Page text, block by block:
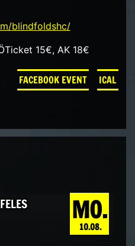
blindfoldshc/
15€, AK 18€
FACEBOOK EVENT ICAL
MO.
10.08.